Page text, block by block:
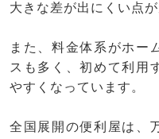
大きな差が出にくい点が
また、料金体系がホー
スも多く、初めて利用
やすくなっています。
全国展開の便利屋は、